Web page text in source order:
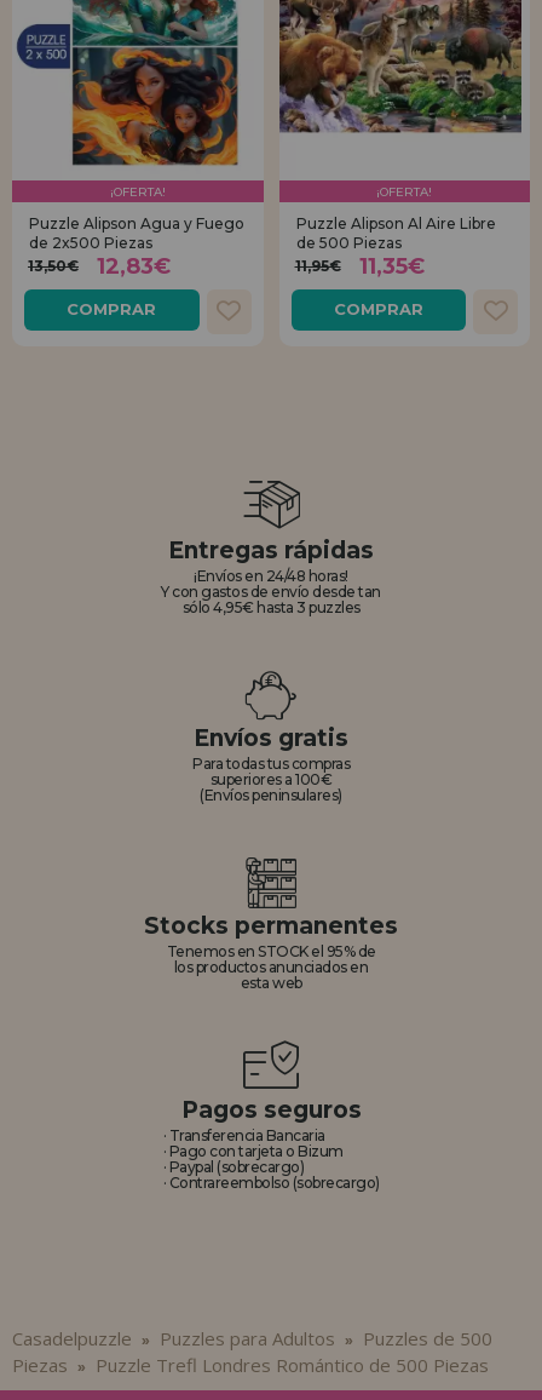
¡OFERTA!
Puzzle Alipson Agua y Fuego
de 2x500 Piezas
13,50€
12,83€
COMPRAR
¡OFERTA!
Puzzle Alipson Al Aire Libre
de 500 Piezas
11,95€
11,35€
COMPRAR
Entregas rápidas
¡Envíos en 24/48 horas!
Y con gastos de envío desde tan
sólo 4,95€ hasta 3 puzzles
Envíos gratis
Para todas tus compras
superiores a 100€
(Envíos peninsulares)
Stocks permanentes
Tenemos en STOCK el 95% de
los productos anunciados en
esta web
Pagos seguros
· Transferencia Bancaria
· Pago con tarjeta o Bizum
· Paypal (sobrecargo)
· Contrareembolso (sobrecargo)
Casadelpuzzle » Puzzles para Adultos »
Puzzles de 500
Piezas » Puzzle Trefl Londres Romántico de 500 Piezas